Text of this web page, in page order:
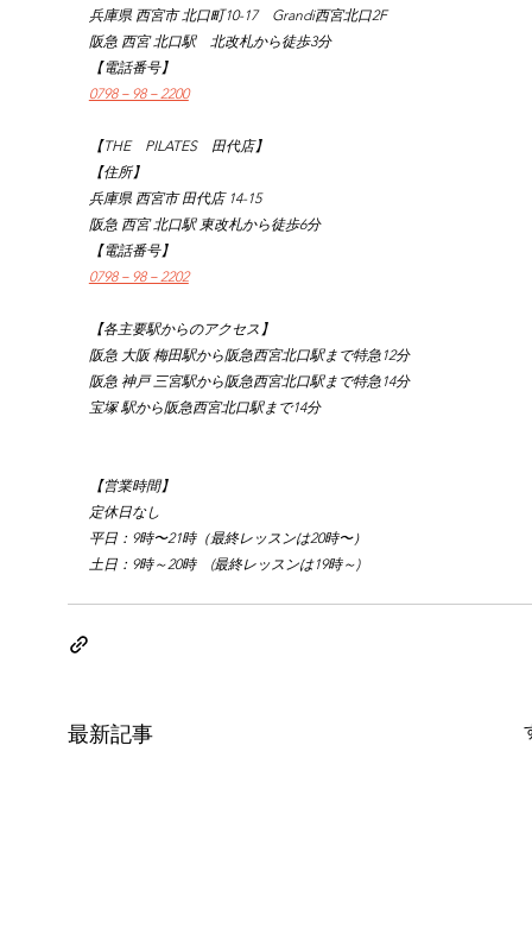
兵庫県 西宮市 北口町10-17　Grandi西宮北口2F
阪急 西宮 北口駅　北改札から徒歩3分
【電話番号】
0798－98－2200
【THE　PILATES　田代店】
【住所】
兵庫県 西宮市 田代店 14-15
阪急 西宮 北口駅 東改札から徒歩6分
【電話番号】
0798－98－2202
【各主要駅からのアクセス】
阪急 大阪 梅田駅から阪急西宮北口駅まで特急12分
阪急 神戸 三宮駅から阪急西宮北口駅まで特急14分
宝塚 駅から阪急西宮北口駅まで14分
【営業時間】
定休日なし
平日：9時〜21時（最終レッスンは20時〜）
土日：9時～20時　(最終レッスンは19時～)
最新記事